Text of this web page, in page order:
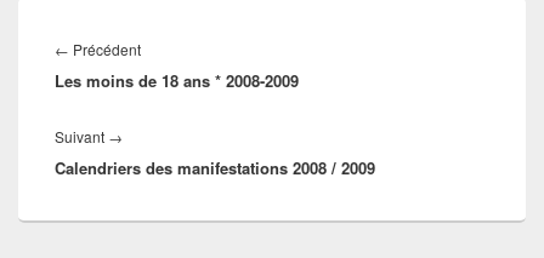
de
l’article
← PrécédentArticle
précédent :
Les moins de 18 ans * 2008-2009
Suivant →
suivant :
Calendriers des manifestations 2008 / 2009